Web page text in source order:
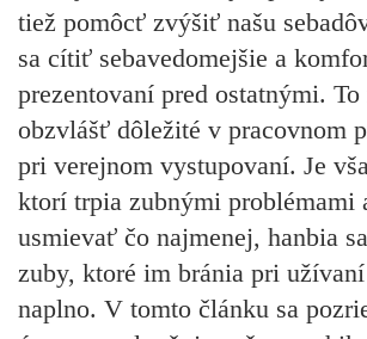
tiež pomôcť zvýšiť našu
sa cítiť sebavedomejšie a
prezentovaní pred ostatnými.
obzvlášť dôležité v pracovnom
pri verejnom vystupovaní. Je
ktorí trpia zubnými problémami
usmievať čo najmenej, hanbia
zuby, ktoré im bránia pri
naplno. V tomto článku sa